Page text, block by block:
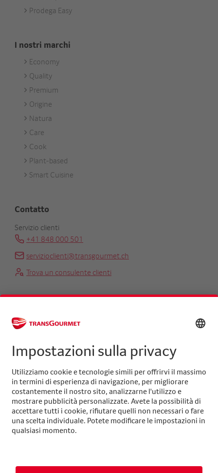
Prodega Easy
I nostri marchi
Footer
Unsere
Marken
Economy
Quality
Premium
Origine
Natura
Care
Cook
Plant-based
Smart Cuisine
Contatto
Servizio clienti
+41 848 000 501
servizioclienti@transgourmet.ch
Trova un consulente clienti
Centrale
info@transgourmet.ch
Select
your
language
Seguiteci su